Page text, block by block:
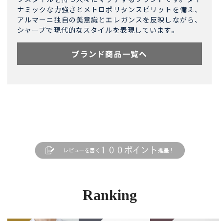
ナミックな力強さとメトロポリタンスピリットを備え、
アルマーニ独自の美意識とエレガンスを反映しながら、
シャープで現代的なスタイルを表現しています。
ブランド商品一覧へ
Ranking